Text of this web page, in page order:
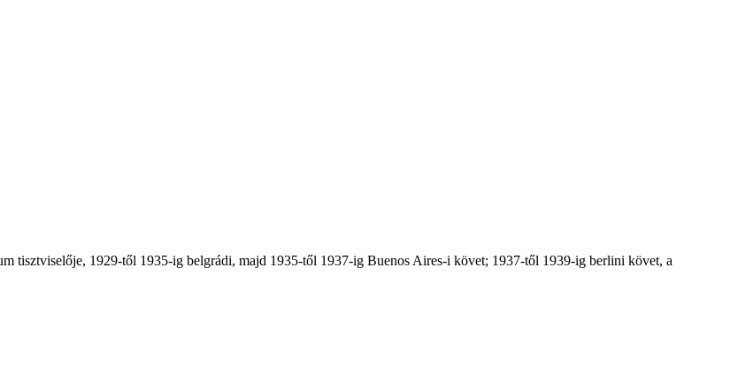
tisztviselője, 1929-től 1935-ig belgrádi, majd 1935-től 1937-ig Buenos Aires-i követ; 1937-től 1939-ig berlini követ, a